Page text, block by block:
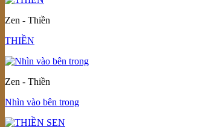
Zen - Thiền
THIỀN
Zen - Thiền
Nhìn vào bên trong